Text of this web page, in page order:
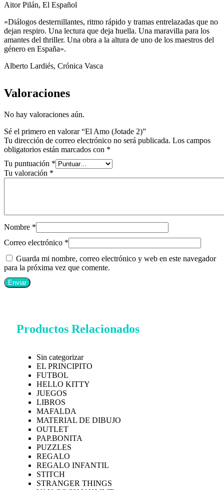
Aitor Pilán, El Español
«Diálogos desternillantes, ritmo rápido y tramas entrelazadas que no
dejan respiro. Una lectura que deja huella. Una maravilla para los
amantes del thriller. Una obra a la altura de uno de los maestros del
género en España».
Alberto Lardiés, Crónica Vasca
Valoraciones
No hay valoraciones aún.
Sé el primero en valorar “El Amo (Jotade 2)”
Tu dirección de correo electrónico no será publicada. Los campos
obligatorios están marcados con *
Tu puntuación *
Tu valoración *
Nombre *
Correo electrónico *
Guarda mi nombre, correo electrónico y web en este navegador
para la próxima vez que comente.
Productos Relacionados
Sin categorizar
EL PRINCIPITO
FUTBOL
HELLO KITTY
JUEGOS
LIBROS
MAFALDA
MATERIAL DE DIBUJO
OUTLET
PAP.BONITA
PUZZLES
REGALO
REGALO INFANTIL
STITCH
STRANGER THINGS